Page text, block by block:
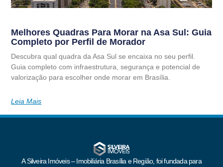
Melhores Quadras Para Morar na Asa Sul: Guia
Completo por Perfil de Morador
Descubra qual quadra da Asa Sul se encaixa no seu perfil.
Guia completo com infraestrutura, segurança e potencial de
valorização para escolher onde morar em Brasília.
Leia Mais
A Silveira Imóveis – Imobiliária Brasília e Região, foi fundada para